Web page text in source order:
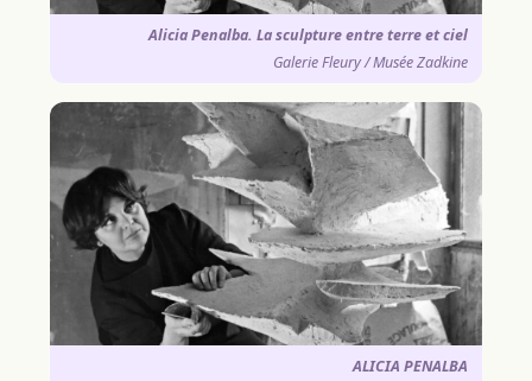
Alicia Penalba. La sculpture entre terre et ciel
Galerie Fleury / Musée Zadkine
ALICIA PENALBA